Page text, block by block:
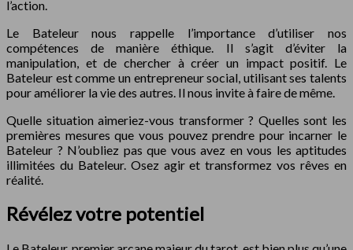
l’action.
Le Bateleur nous rappelle l’importance d’utiliser nos
compétences de manière éthique. Il s’agit d’éviter la
manipulation, et de chercher à créer un impact positif. Le
Bateleur est comme un entrepreneur social, utilisant ses talents
pour améliorer la vie des autres. Il nous invite à faire de même.
Quelle situation aimeriez-vous transformer ? Quelles sont les
premières mesures que vous pouvez prendre pour incarner le
Bateleur ? N’oubliez pas que vous avez en vous les aptitudes
illimitées du Bateleur. Osez agir et transformez vos rêves en
réalité.
Révélez votre potentiel